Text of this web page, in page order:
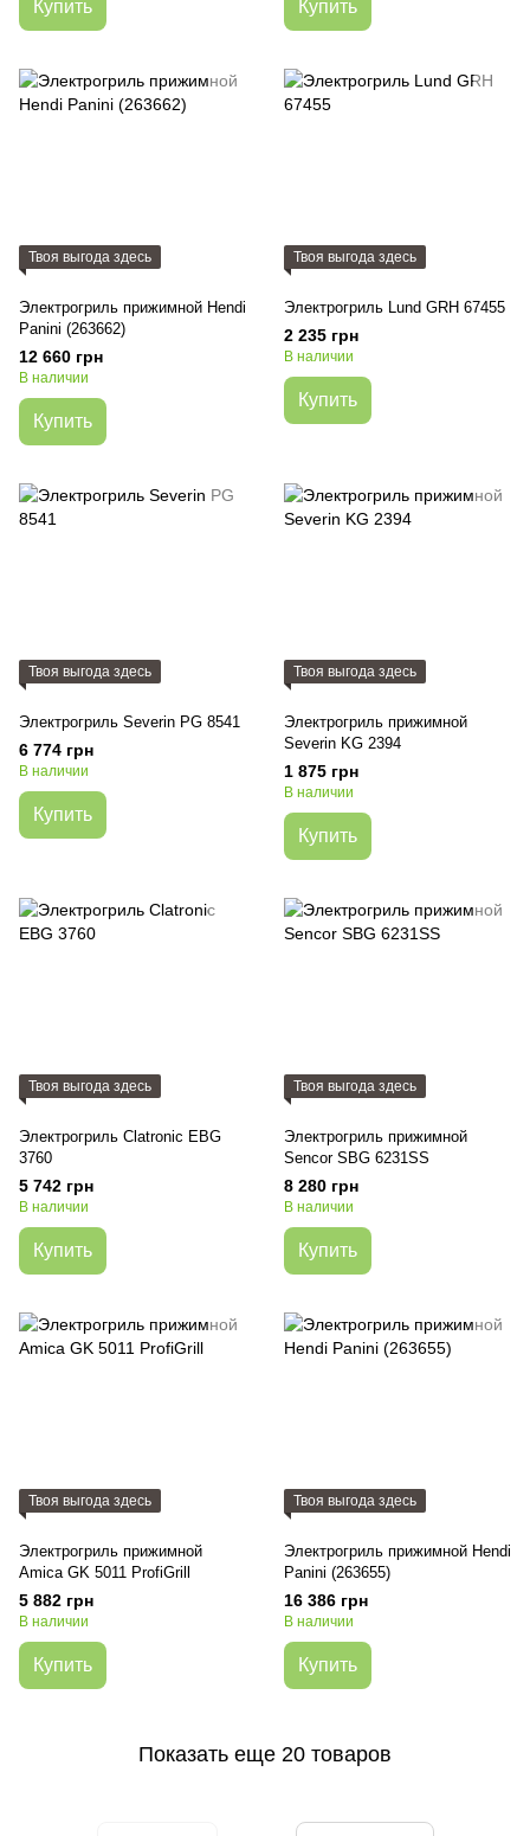
Купить Купить
Твоя выгода здесь
Электрогриль прижимной Hendi
Panini (263662)
12 660 грн
В наличии
Купить
Твоя выгода здесь
Электрогриль Lund GRH 67455
2 235 грн
В наличии
Купить
Твоя выгода здесь
Электрогриль Severin PG 8541
6 774 грн
В наличии
Купить
Твоя выгода здесь
Электрогриль прижимной
Severin KG 2394
1 875 грн
В наличии
Купить
Твоя выгода здесь
Электрогриль Clatronic EBG
3760
5 742 грн
В наличии
Купить
Твоя выгода здесь
Электрогриль прижимной
Sencor SBG 6231SS
8 280 грн
В наличии
Купить
Твоя выгода здесь
Электрогриль прижимной
Amica GK 5011 ProfiGrill
5 882 грн
В наличии
Купить
Твоя выгода здесь
Электрогриль прижимной Hendi
Panini (263655)
16 386 грн
В наличии
Купить
Показать еще 20 товаров